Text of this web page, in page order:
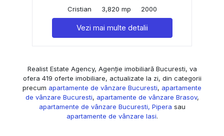
Cristian
3,820 mp 2000
Vezi mai multe detalii
Realist Estate Agency, Agenție imobiliară Bucuresti, va
ofera 419 oferte imobiliare, actualizate la zi, din categorii
precum apartamente de vânzare Bucuresti, apartamente
de vânzare Bucuresti, apartamente de vânzare Brasov,
apartamente de vânzare Bucuresti, Pipera sau
apartamente de vânzare Iasi.